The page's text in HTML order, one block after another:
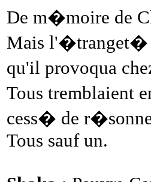
De m�moire de
Mais l'�tranget�
qu'il provoqua
Tous tremblaient
cess� de
Tous sauf un.